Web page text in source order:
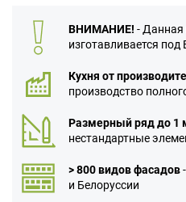
ВНИМАНИЕ! - Данная
изготавливается
Кухня от
производство
Размерный ряд до 1
нестандартные
> 800 видов фасадов
и Белоруссии